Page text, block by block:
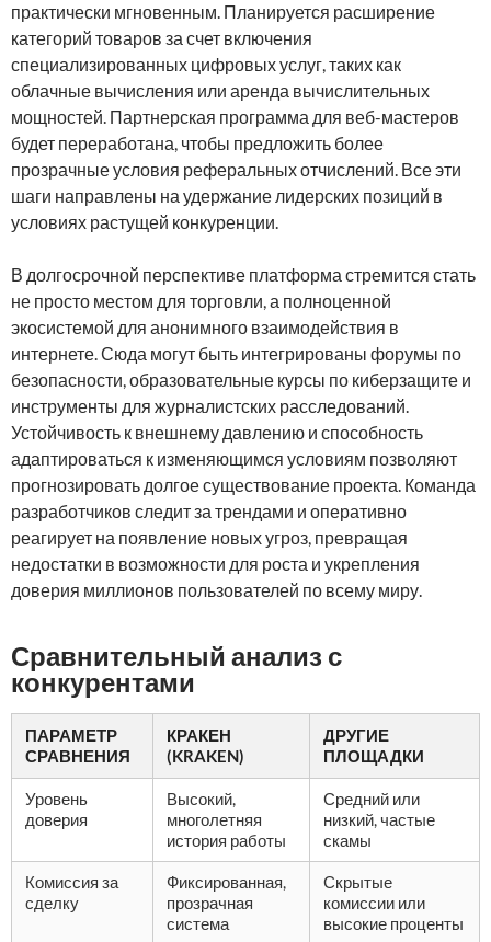
практически мгновенным. Планируется расширение
категорий товаров за счет включения
специализированных цифровых услуг, таких как
облачные вычисления или аренда вычислительных
мощностей. Партнерская программа для веб-мастеров
будет переработана, чтобы предложить более
прозрачные условия реферальных отчислений. Все эти
шаги направлены на удержание лидерских позиций в
условиях растущей конкуренции.
В долгосрочной перспективе платформа стремится стать
не просто местом для торговли, а полноценной
экосистемой для анонимного взаимодействия в
интернете. Сюда могут быть интегрированы форумы по
безопасности, образовательные курсы по киберзащите и
инструменты для журналистских расследований.
Устойчивость к внешнему давлению и способность
адаптироваться к изменяющимся условиям позволяют
прогнозировать долгое существование проекта. Команда
разработчиков следит за трендами и оперативно
реагирует на появление новых угроз, превращая
недостатки в возможности для роста и укрепления
доверия миллионов пользователей по всему миру.
Сравнительный анализ с
конкурентами
ПАРАМЕТР
СРАВНЕНИЯ
КРАКЕН
(KRAKEN)
ДРУГИЕ
ПЛОЩАДКИ
Уровень
доверия
Высокий,
многолетняя
история работы
Средний или
низкий, частые
скамы
Комиссия за
сделку
Фиксированная,
прозрачная
система
Скрытые
комиссии или
высокие проценты